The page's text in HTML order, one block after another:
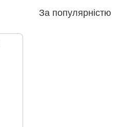
За популярністю